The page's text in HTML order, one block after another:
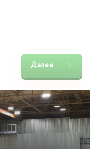
Далее